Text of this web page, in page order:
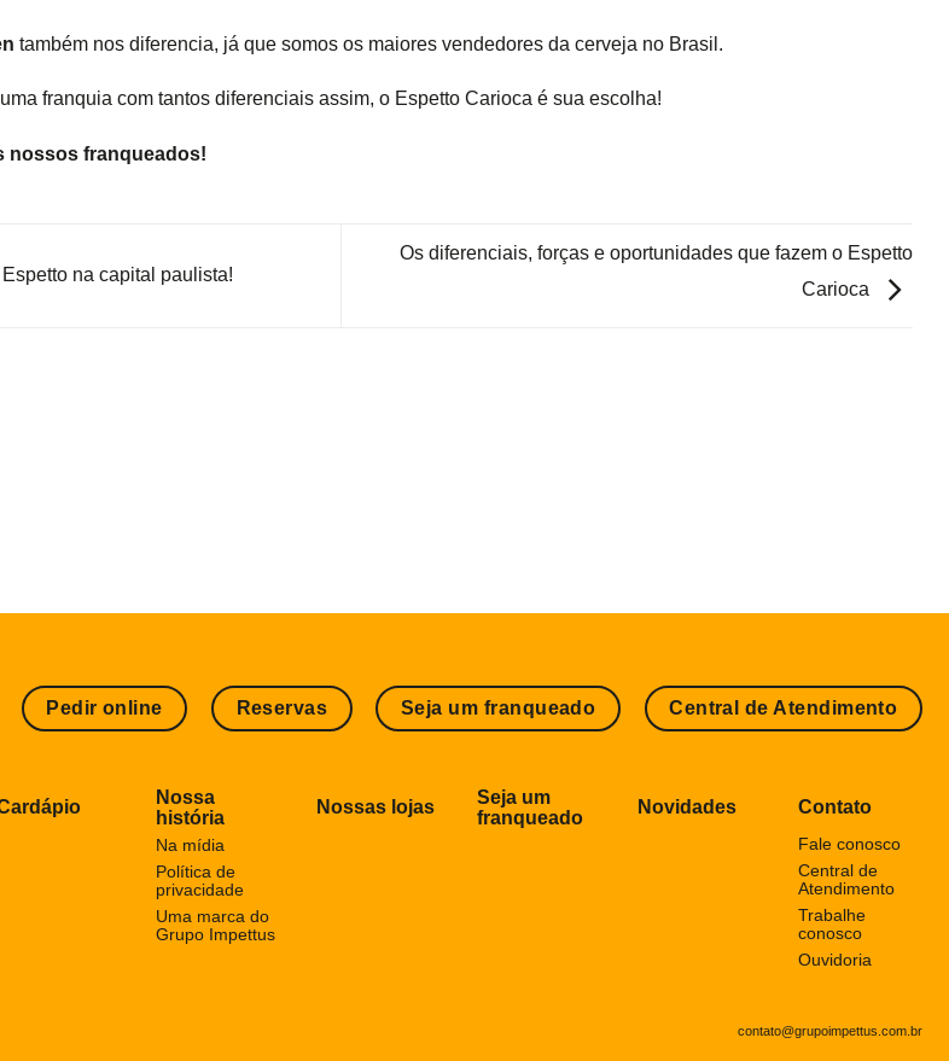
também nos diferencia, já que somos os maiores vendedores da cerveja no Brasil.
franquia com tantos diferenciais assim, o Espetto Carioca é sua escolha!
nossos franqueados!
na capital paulista!
Os diferenciais, forças e oportunidades que fazem o Espetto
Carioca
Pedir online Reservas Seja um franqueado Central de Atendimento
Nossa
história
Na mídia
Política de
privacidade
Uma marca do
Grupo Impettus
Nossas lojas
Seja um
franqueado
Novidades Contato
Fale conosco
Central de
Atendimento
Trabalhe
conosco
Ouvidoria
contato@grupoimpettus.com.br